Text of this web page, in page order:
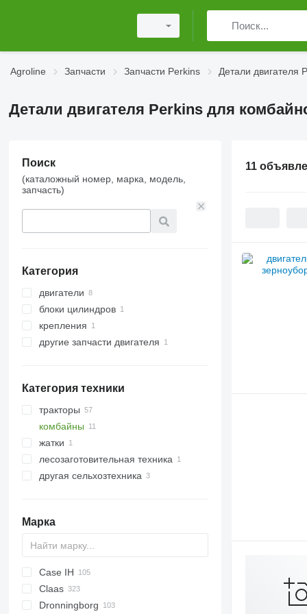
Agroline Запчасти Запчасти Perkins Детали двигателя
Детали двигателя Perkins для
Поиск
(каталожный номер, марка, модель,
запчасть)
Категория
двигатели
блоки цилиндров
крепления
другие запчасти двигателя
Категория техники
тракторы
минитракторы
тракторы колесные
комбайны
зерноуборочные комбайны
жатки
рапсовые столы
лесозаготовительная техника
другая сельхозтехника
Марка
Case IH
1660
1680
C-series
Claas
C-series
M series
Dronningborg
11